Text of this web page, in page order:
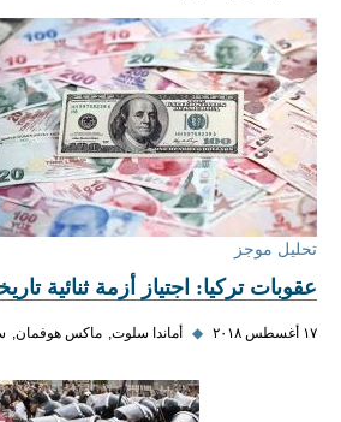
تحليل موجز
عقوبات تركيا: اجتياز أزمة ثنائية
١٧ أغسطس ٢٠١٨ ◆ أماندا سلوت ماكس هوفمان